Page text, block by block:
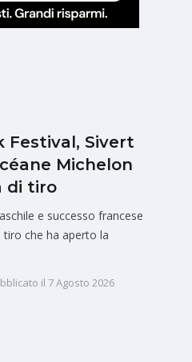
Festival, Sivert
Michelon
di tiro
e successo francese
che ha aperto la
il 7 Agosto 2026